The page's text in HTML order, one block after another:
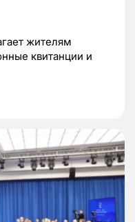
жителям
квитанции и